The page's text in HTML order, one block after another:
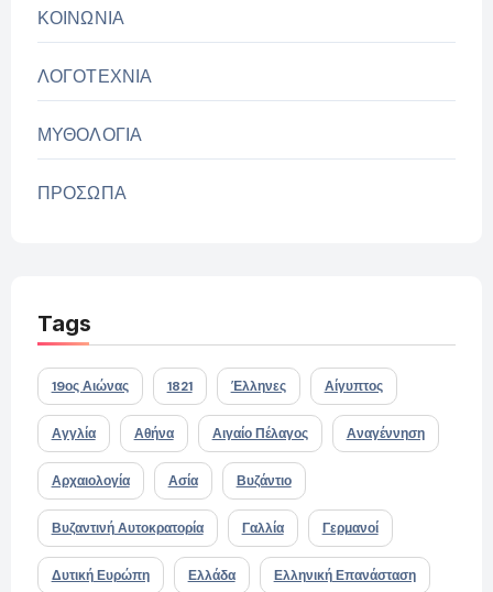
ΚΟΙΝΩΝΙΑ
ΛΟΓΟΤΕΧΝΙΑ
ΜΥΘΟΛΟΓΙΑ
ΠΡΟΣΩΠΑ
Tags
19ος Αιώνας 1821 Έλληνες Αίγυπτος
Αγγλία Αθήνα Αιγαίο Πέλαγος Αναγέννηση
Αρχαιολογία Ασία Βυζάντιο
Βυζαντινή Αυτοκρατορία Γαλλία Γερμανοί
Δυτική Ευρώπη Ελλάδα Ελληνική Επανάσταση